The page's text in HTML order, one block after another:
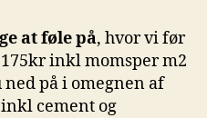
at føle på, hvor vi før
inkl momsper m2
på i omegnen af
cement og